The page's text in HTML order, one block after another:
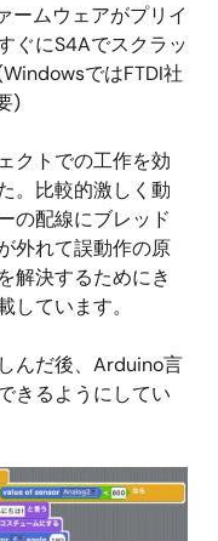
ームウェアがプリイ
ぐにS4Aでスクラッ
ではFTDI社
)
クトでの工作を効
。比較的激しく動
の配線にブレッド
外れて誤動作の原
解決するためにき
しています。
んだ後、Arduino言
きるようにしてい